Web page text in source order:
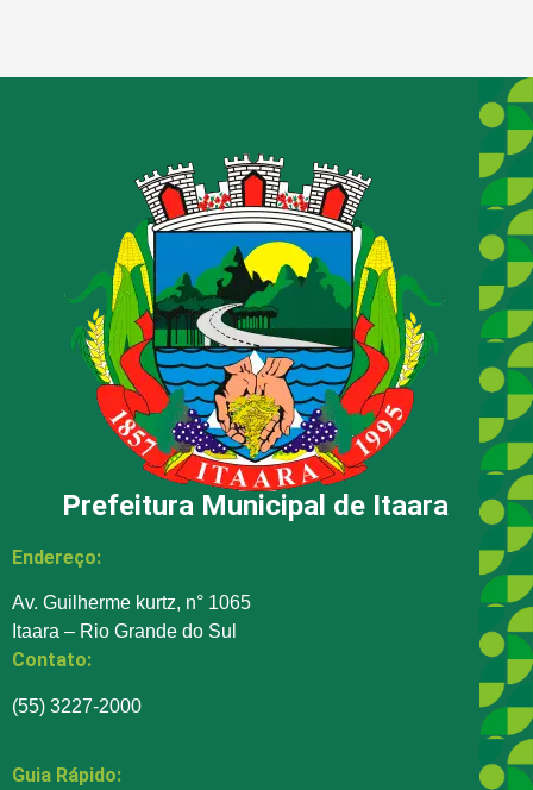
Prefeitura Municipal de Itaara
Endereço:
Av. Guilherme kurtz, n° 1065
Itaara – Rio Grande do Sul
Contato:
(55) 3227-2000
Guia Rápido: